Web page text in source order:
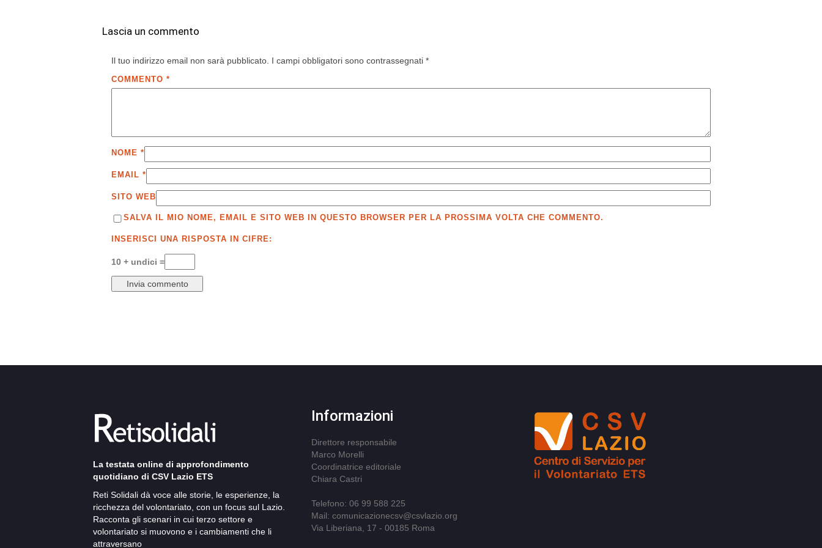
Lascia un commento
Il tuo indirizzo email non sarà pubblicato. I campi obbligatori sono contrassegnati *
COMMENTO *
NOME *
EMAIL *
SITO WEB
SALVA IL MIO NOME, EMAIL E SITO WEB IN QUESTO BROWSER PER LA PROSSIMA VOLTA CHE COMMENTO.
INSERISCI UNA RISPOSTA IN CIFRE:
10 + undici =
La testata online di approfondimento
quotidiano di CSV Lazio ETS
Reti Solidali dà voce alle storie, le esperienze, la
ricchezza del volontariato, con un focus sul Lazio.
Racconta gli scenari in cui terzo settore e
volontariato si muovono e i cambiamenti che li
attraversano
Informazioni
Direttore responsabile
Marco Morelli
Coordinatrice editoriale
Chiara Castri
Telefono: 06 99 588 225
Mail: comunicazionecsv@csvlazio.org
Via Liberiana, 17 - 00185 Roma